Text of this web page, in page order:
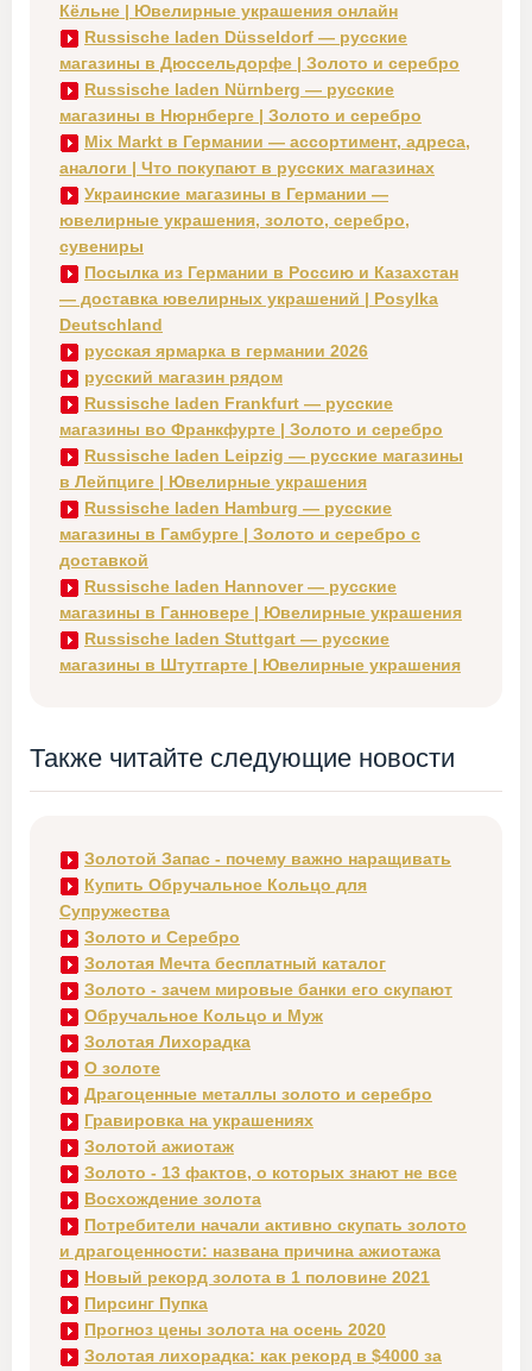
Кёльне | Ювелирные украшения онлайн
Russische laden Düsseldorf — русские
магазины в Дюссельдорфе | Золото и серебро
Russische laden Nürnberg — русские
магазины в Нюрнберге | Золото и серебро
Mix Markt в Германии — ассортимент, адреса,
аналоги | Что покупают в русских магазинах
Украинские магазины в Германии —
ювелирные украшения, золото, серебро,
сувениры
Посылка из Германии в Россию и Казахстан
— доставка ювелирных украшений | Posylka
Deutschland
русская ярмарка в германии 2026
русский магазин рядом
Russische laden Frankfurt — русские
магазины во Франкфурте | Золото и серебро
Russische laden Leipzig — русские магазины
в Лейпциге | Ювелирные украшения
Russische laden Hamburg — русские
магазины в Гамбурге | Золото и серебро с
доставкой
Russische laden Hannover — русские
магазины в Ганновере | Ювелирные украшения
Russische laden Stuttgart — русские
магазины в Штутгарте | Ювелирные украшения
Также читайте следующие новости
Золотой Запас - почему важно наращивать
Купить Обручальное Кольцо для
Супружества
Золото и Серебро
Золотая Мечта бесплатный каталог
Золото - зачем мировые банки его скупают
Обручальное Кольцо и Муж
Золотая Лихорадка
О золоте
Драгоценные металлы золото и серебро
Гравировка на украшениях
Золотой ажиотаж
Золото - 13 фактов, о которых знают не все
Восхождение золота
Потребители начали активно скупать золото
и драгоценности: названа причина ажиотажа
Новый рекорд золота в 1 половине 2021
Пирсинг Пупка
Прогноз цены золота на осень 2020
Золотая лихорадка: как рекорд в $4000 за